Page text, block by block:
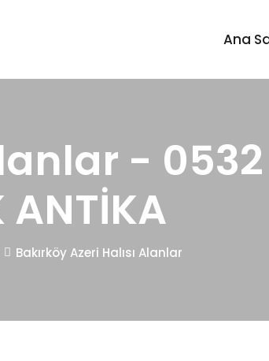
Ana
-
ANTİKA
Bakırköy Azeri Halısı Alanlar